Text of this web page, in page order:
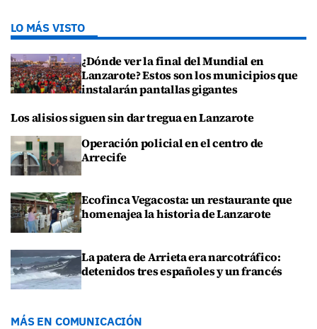
LO MÁS VISTO
¿Dónde ver la final del Mundial en
Lanzarote? Estos son los municipios que
instalarán pantallas gigantes
Los alisios siguen sin dar tregua en Lanzarote
Operación policial en el centro de
Arrecife
Ecofinca Vegacosta: un restaurante que
homenajea la historia de Lanzarote
La patera de Arrieta era narcotráfico:
detenidos tres españoles y un francés
MÁS EN COMUNICACIÓN